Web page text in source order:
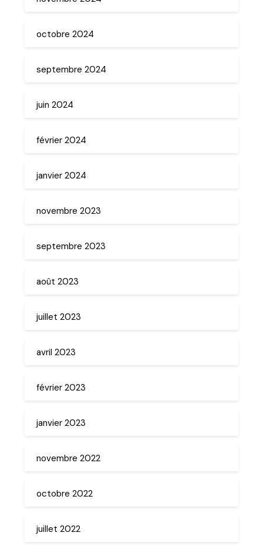
octobre 2024
septembre 2024
juin 2024
février 2024
janvier 2024
novembre 2023
septembre 2023
août 2023
juillet 2023
avril 2023
février 2023
janvier 2023
novembre 2022
octobre 2022
juillet 2022